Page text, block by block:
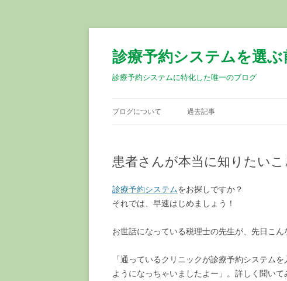
診療予約システムを選ぶ
診療予約システムに特化した唯一のブログ
ブログについて 過去記事
患者さんが本当に知りたいこ
診療予約システムをお探しですか？
それでは、早速はじめましょう！
お世話になっている税理士の先生が、先日こん
「通っているクリニックが診療予約システム
ようになっちゃいましたよー」。詳しく聞い